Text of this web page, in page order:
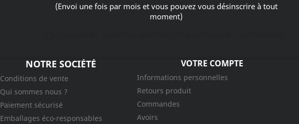
(Envoi une fois par mois et vous pouvez vous désinscrire à tout
moment)
NOTRE SOCIÉTÉ
Conditions de vente
Qui sommes nous ?
Paiement sécurisé
Emballages éco-responsables
VOTRE COMPTE
Informations personnelles
Retours produit
Commandes
Avoirs